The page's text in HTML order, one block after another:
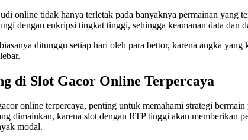
online tidak hanya terletak pada banyaknya permainan yang
dengan enkripsi tingkat tinggi, sehingga keamanan data dan
biasanya ditunggu setiap hari oleh para bettor, karena angka
di Slot Gacor Online Terpercaya
online terpercaya, penting untuk memahami strategi
dimainkan, karena slot dengan RTP tinggi akan
modal.